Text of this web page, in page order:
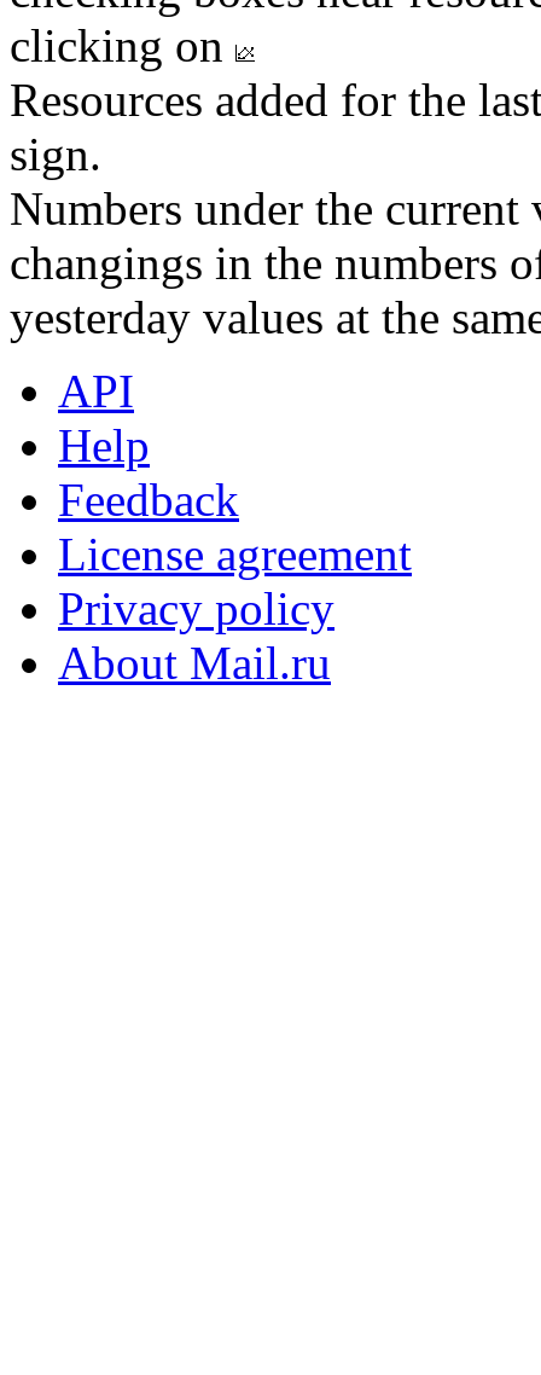
clicking on
Resources added for the
sign.
Numbers under the
changings in the numbers
yesterday values at the
API
Help
Feedback
License agreement
Privacy policy
About Mail.ru